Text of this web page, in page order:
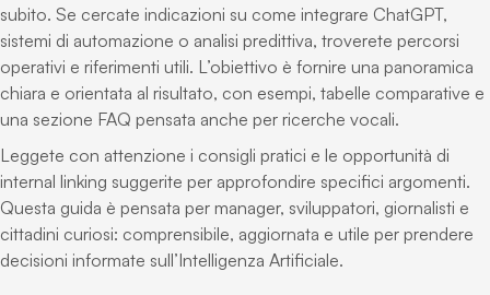
subito. Se cercate indicazioni su come integrare ChatGPT,
sistemi di automazione o analisi predittiva, troverete percorsi
operativi e riferimenti utili. L’obiettivo è fornire una panoramica
chiara e orientata al risultato, con esempi, tabelle comparative e
una sezione FAQ pensata anche per ricerche vocali.
Leggete con attenzione i consigli pratici e le opportunità di
internal linking suggerite per approfondire specifici argomenti.
Questa guida è pensata per manager, sviluppatori, giornalisti e
cittadini curiosi: comprensibile, aggiornata e utile per prendere
decisioni informate sull’Intelligenza Artificiale.